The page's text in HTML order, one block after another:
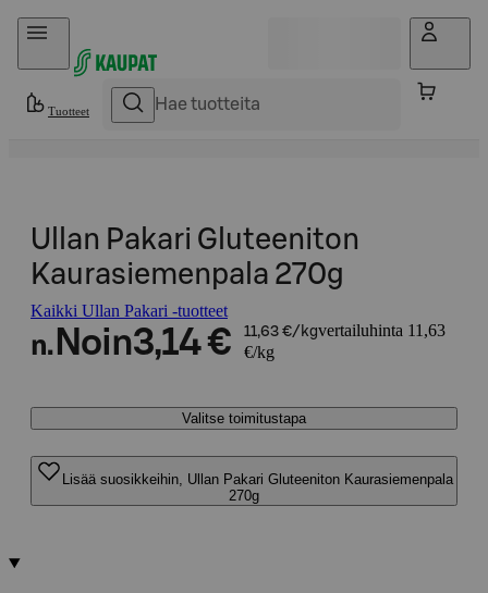
Hyppää sisältöön
Tuotteet
Ullan Pakari Gluteeniton
Kaurasiemenpala 270g
Kaikki Ullan Pakari -tuotteet
n. Noin3,14 € 11,63 €/kgvertailuhinta 11,63
€/kg
Valitse toimitustapa
Lisää suosikkeihin, Ullan Pakari Gluteeniton Kaurasiemenpala
270g